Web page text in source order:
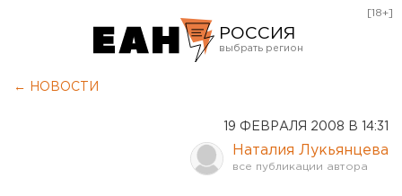
РОССИЯ
Оренбург
[18+]
← НОВОСТИ
19 ФЕВРАЛЯ 2008 В 14:31
Наталия Лукьянцева